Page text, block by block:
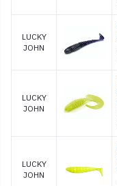
LUCKY
JOHN
LUCKY
JOHN
LUCKY
JOHN